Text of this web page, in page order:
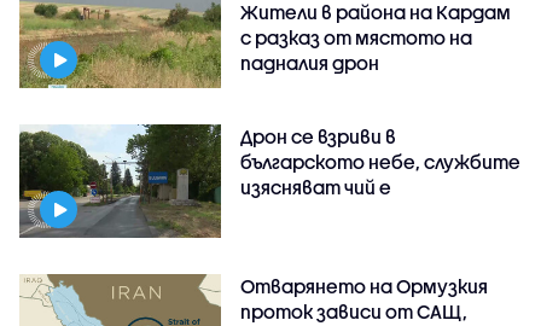
Жители в района на Кардам
с разказ от мястото на
падналия дрон
Дрон се взриви в
българското небе, службите
изясняват чий е
Отварянето на Ормузкия
проток зависи от САЩ,